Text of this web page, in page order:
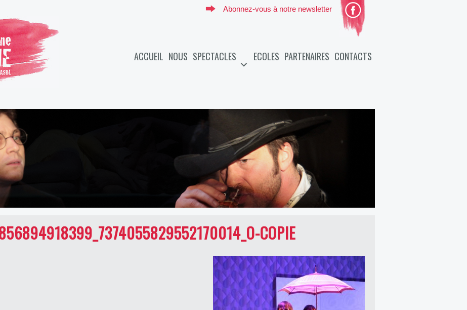
Abonnez-vous à notre newsletter
ACCUEIL NOUS SPECTACLES ECOLES PARTENAIRES CONTACTS
COPIE